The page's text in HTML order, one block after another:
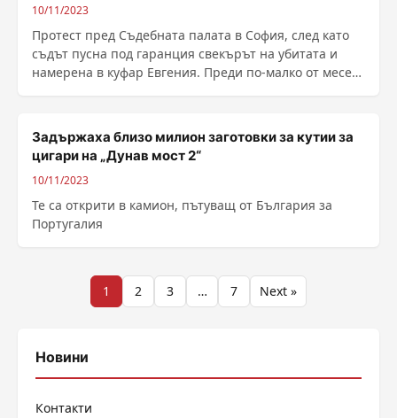
10/11/2023
Протест пред Съдебната палата в София, след като
съдът пусна под гаранция свекърът на убитата и
намерена в куфар Евгения. Преди по-малко от месец
Задържаха близо милион заготовки за кутии за
цигари на „Дунав мост 2“
10/11/2023
Те са открити в камион, пътуващ от България за
Португалия
Разделяне
публикациите
1 2 3 … 7 Next »
Новини
Контакти